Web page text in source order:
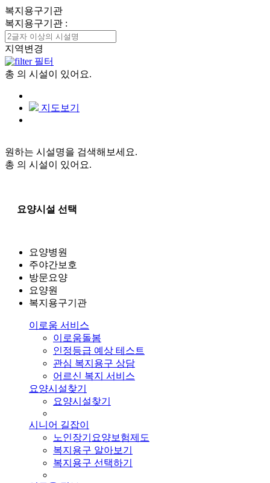
복지용구기관
복지용구기관 :
지역변경
필터
총 의 시설이 있어요.
지도보기
원하는 시설명을 검색해보세요.
총 의 시설이 있어요.
요양시설 선택
요양병원
주야간보호
방문요양
요양원
복지용구기관
이로움 서비스
이로움돌봄
인정등급 예상 테스트
관심 복지용구 상담
어르신 복지 서비스
요양시설찾기
요양시설찾기
시니어 길잡이
노인장기요양보험제도
복지용구 알아보기
복지용구 선택하기